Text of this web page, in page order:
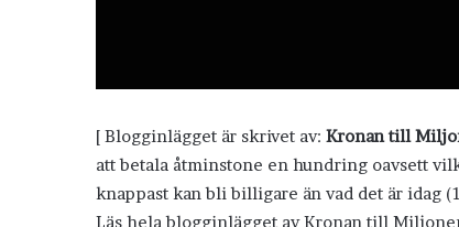
[ Blogginlägget är skrivet av: Kronan till
att betala åtminstone en hundring oavsett
knappast kan bli billigare än vad det är idag
Läs hela blogginlägget av Kronan till